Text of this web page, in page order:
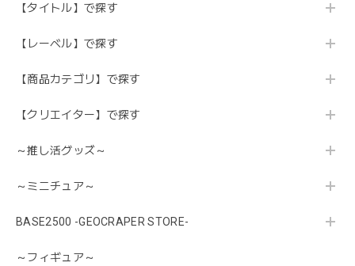
【タイトル】で探す
【レーベル】で探す
【商品カテゴリ】で探す
【クリエイター】で探す
～推し活グッズ～
～ミニチュア～
BASE2500 -GEOCRAPER STORE-
～フィギュア～